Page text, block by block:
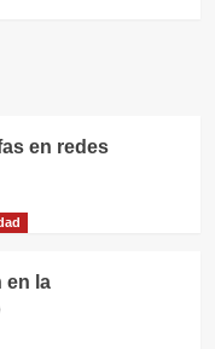
en redes
en la